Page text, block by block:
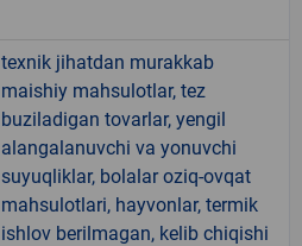
texnik jihatdan murakkab
maishiy mahsulotlar, tez
buziladigan tovarlar, yengil
alangalanuvchi va yonuvchi
suyuqliklar, bolalar oziq-ovqat
mahsulotlari, hayvonlar, termik
ishlov berilmagan, kelib chiqishi